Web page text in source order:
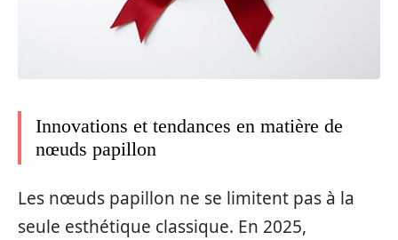
Innovations et tendances en matière de
nœuds papillon
Les nœuds papillon ne se limitent pas à la
seule esthétique classique. En 2025,